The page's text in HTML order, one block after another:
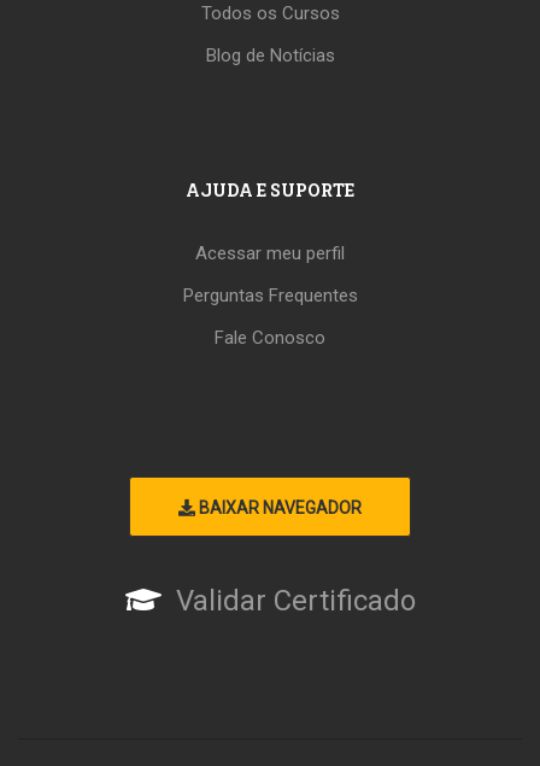
Todos os Cursos
Blog de Notícias
AJUDA E SUPORTE
Acessar meu perfil
Perguntas Frequentes
Fale Conosco
BAIXAR NAVEGADOR
Validar Certificado